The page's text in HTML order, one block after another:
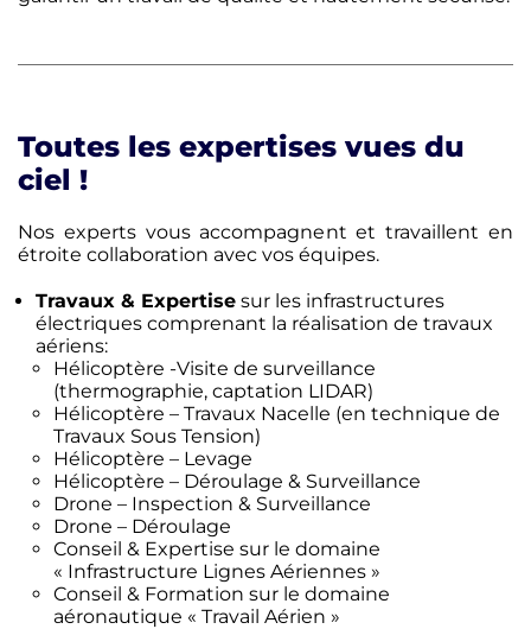
Toutes les expertises vues du
ciel !
Nos experts vous accompagnent et travaillent en
étroite collaboration avec vos équipes.
Travaux & Expertise sur les infrastructures
électriques comprenant la réalisation de travaux
aériens:
Hélicoptère -Visite de surveillance
(thermographie, captation LIDAR)
Hélicoptère – Travaux Nacelle (en technique de
Travaux Sous Tension)
Hélicoptère – Levage
Hélicoptère – Déroulage & Surveillance
Drone – Inspection & Surveillance
Drone – Déroulage
Conseil & Expertise sur le domaine
« Infrastructure Lignes Aériennes »
Conseil & Formation sur le domaine
aéronautique « Travail Aérien »